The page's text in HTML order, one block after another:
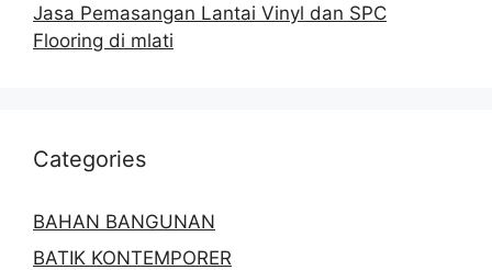
Jasa Pemasangan Lantai Vinyl dan SPC
Flooring di mlati
Categories
BAHAN BANGUNAN
BATIK KONTEMPORER